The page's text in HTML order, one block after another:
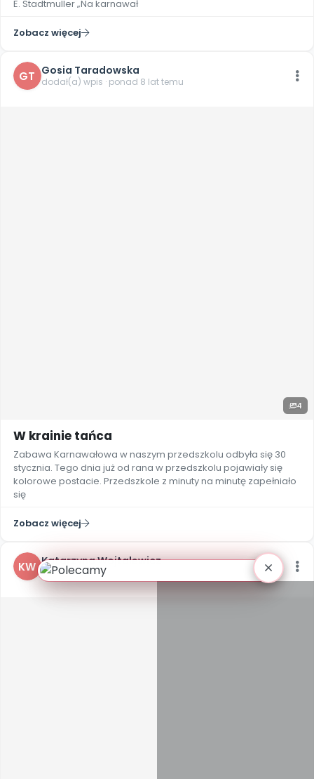
E. Stadtmuller „Na karnawał
Zobacz więcej
GT Gosia Taradowska
dodał(a) wpis · ponad 8 lat temu
4
W krainie tańca
Zabawa Karnawałowa w naszym przedszkolu odbyła się 30
stycznia. Tego dnia już od rana w przedszkolu pojawiały się
kolorowe postacie. Przedszkole z minuty na minutę zapełniało
się
Zobacz więcej
KW Katarzyna Wojtalewicz
dodał(a) wpis · ponad 8 lat temu